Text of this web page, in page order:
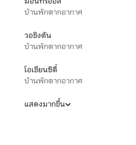
บ้านพักตากอากาศ
วอชิงตัน
บ้านพักตากอากาศ
โอเชียนซิตี้
บ้านพักตากอากาศ
แสดงมากขึ้น